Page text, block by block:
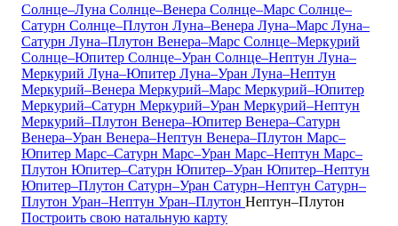
Солнце–Луна Солнце–Венера Солнце–Марс Солнце–
Сатурн Солнце–Плутон Луна–Венера Луна–Марс Луна–
Сатурн Луна–Плутон Венера–Марс Солнце–Меркурий
Солнце–Юпитер Солнце–Уран Солнце–Нептун Луна–
Меркурий Луна–Юпитер Луна–Уран Луна–Нептун
Меркурий–Венера Меркурий–Марс Меркурий–Юпитер
Меркурий–Сатурн Меркурий–Уран Меркурий–Нептун
Меркурий–Плутон Венера–Юпитер Венера–Сатурн
Венера–Уран Венера–Нептун Венера–Плутон Марс–
Юпитер Марс–Сатурн Марс–Уран Марс–Нептун Марс–
Плутон Юпитер–Сатурн Юпитер–Уран Юпитер–Нептун
Юпитер–Плутон Сатурн–Уран Сатурн–Нептун Сатурн–
Плутон Уран–Нептун Уран–Плутон Нептун–Плутон
Построить свою натальную карту